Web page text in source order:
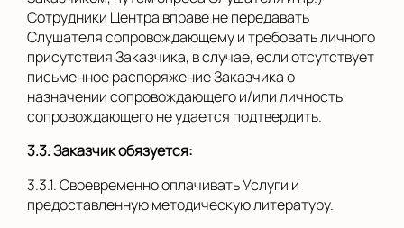
Сотрудники Центра вправе не передавать
Слушателя сопровождающему и требовать личного
присутствия Заказчика, в случае, если отсутствует
письменное распоряжение Заказчика о
назначении сопровождающего и/или личность
сопровождающего не удается подтвердить.
3.3. Заказчик обязуется:
3.3.1. Своевременно оплачивать Услуги и
предоставленную методическую литературу.